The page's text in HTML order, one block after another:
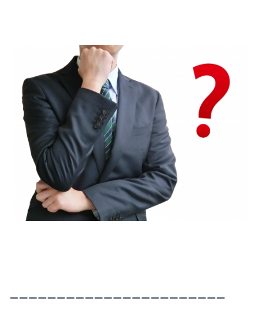
ーーーーーーーーーーーーーーーーーーーーーーー